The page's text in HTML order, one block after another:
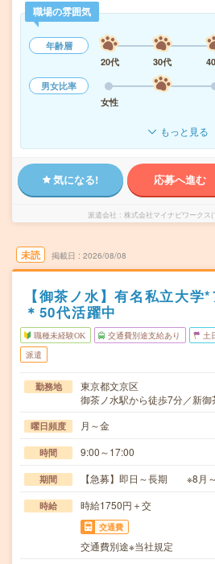
職場の雰囲気
年齢層
20代
30代
男女比率
女性
もっと見る
気になる! 応募へ進む
派遣会社 株式会社マイナビワークス
未読 掲載日 2026/08/08
【御茶ノ水】有名私立大学
＊50代活躍中
職種未経験OK 交通費別途支給あり 土
派遣
勤務地
東京都文京区
御茶ノ水駅から徒歩7分／新
曜日頻度 月～金
時間 9:00～17:00
期間 【急募】即日～長期 ※8月～
時給 時給1750円＋交
交通費
交通費別途※当社規定